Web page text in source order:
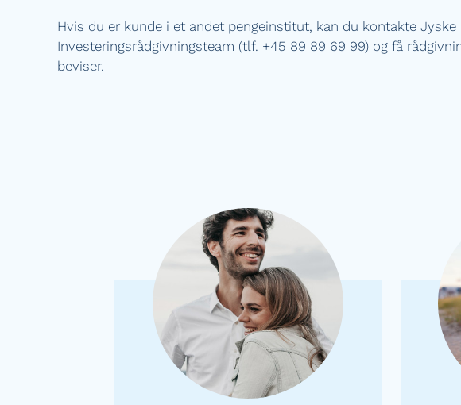
Hvis du er kunde i et andet pengeinstitut, kan du kontakte Jyske
Investeringsrådgivningsteam (tlf. +45 89 89 69 99) og få
beviser.